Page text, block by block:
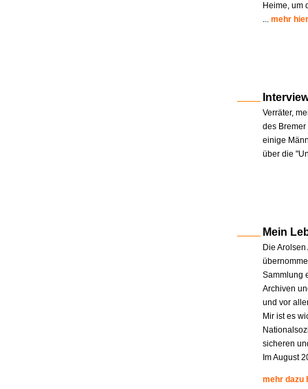
Heime, um
... mehr hier
Verräter,
des
einige
über die
Mein
Die
Sammlung
Archiven
und vor
Mir ist es
sicheren
Im August
mehr dazu